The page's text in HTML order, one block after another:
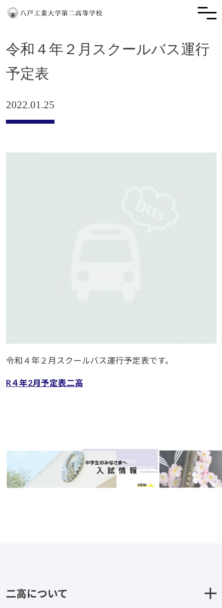
令和４年２月スクールバス運行
予定表
2022.01.25
令和４年２月スクールバス運行予定表です。
R４年2月予定表二高
二高について